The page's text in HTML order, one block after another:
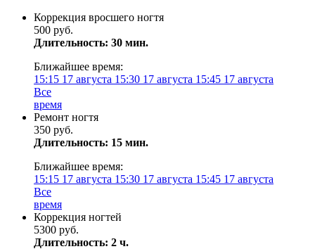
Коррекция вросшего ногтя
500 руб.
Длительность: 30 мин.
Ближайшее время:
15:15 17 августа 15:30 17 августа 15:45 17 августа
Все
время
Ремонт ногтя
350 руб.
Длительность: 15 мин.
Ближайшее время:
15:15 17 августа 15:30 17 августа 15:45 17 августа
Все
время
Коррекция ногтей
5300 руб.
Длительность: 2 ч.